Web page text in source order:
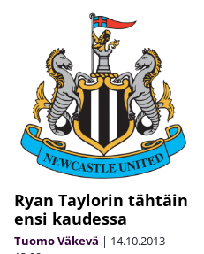
Ryan Taylorin tähtäin
ensi kaudessa
Tuomo Väkevä | 14.10.2013